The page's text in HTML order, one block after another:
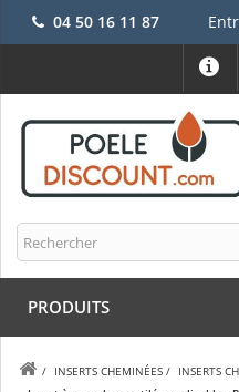
04 50 16 11 87
PRODUITS
/ INSERTS CHEMINÉES / INSERTS